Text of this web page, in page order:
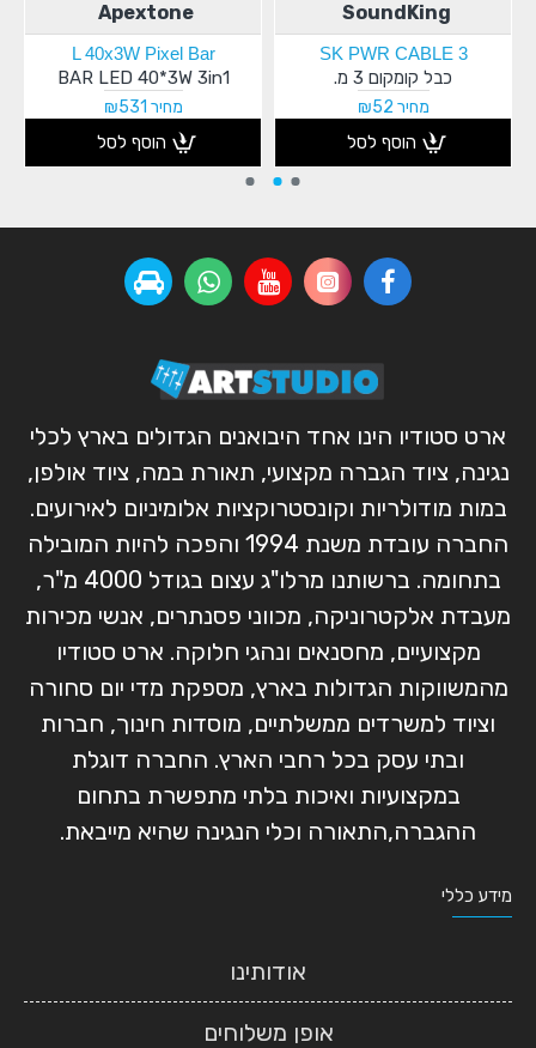
SoundKing
SK PWR CABLE 3
כבל קומקום 3 מ.
מחיר ₪52
הוסף לסל
Apextone
L 40x3W Pixel Bar
BAR LED 40*3W 3in1
מחיר ₪531
הוסף לסל
ארט סטודיו הינו אחד היבואנים הגדולים בארץ לכלי
נגינה, ציוד הגברה מקצועי, תאורת במה, ציוד אולפן,
במות מודולריות וקונסטרוקציות אלומיניום לאירועים.
החברה עובדת משנת 1994 והפכה להיות המובילה
בתחומה. ברשותנו מרלו"ג עצום בגודל 4000 מ"ר,
מעבדת אלקטרוניקה, מכווני פסנתרים, אנשי מכירות
מקצועיים, מחסנאים ונהגי חלוקה. ארט סטודיו
מהמשווקות הגדולות בארץ, מספקת מדי יום סחורה
וציוד למשרדים ממשלתיים, מוסדות חינוך, חברות
ובתי עסק בכל רחבי הארץ. החברה דוגלת
במקצועיות ואיכות בלתי מתפשרת בתחום
ההגברה,התאורה וכלי הנגינה שהיא מייבאת.
מידע כללי
אודותינו
אופן משלוחים